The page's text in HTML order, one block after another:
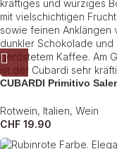
CUBARDI Primitivo
Rotwein, Italien, Wein
CHF 19.90